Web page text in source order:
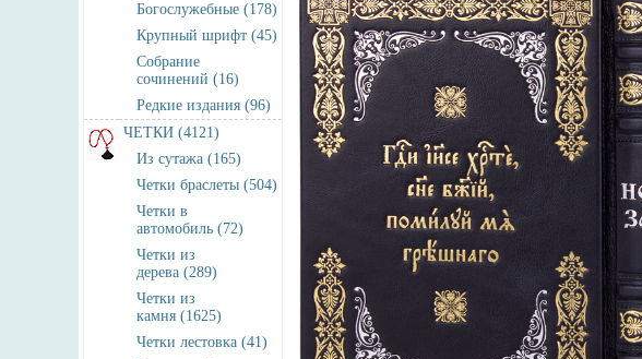
Богослужебные (178)
Крупный шрифт (45)
Собрание
сочинений (16)
Редкие издания (96)
ЧЕТКИ (4121)
Из сутажа (165)
Четки браслеты (504)
Четки в
автомобиль (72)
Четки из
дерева (289)
Четки из
камня (1625)
Четки лестовка (41)